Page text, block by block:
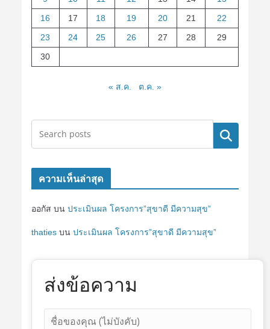
16
17 18 19 20 21
22
23
24 25 26 27 28
29
30
« ส.ค. ต.ค. »
ค้นหา
ความเห็นล่าสุด
ออกัส บน ประเมินผล โครงการ”สุขาดี มีความสุข”
thatiesบน ประเมินผล โครงการ”สุขาดี มีความสุข”
ส่งข้อความ